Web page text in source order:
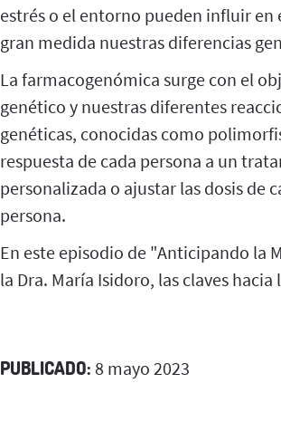
estrés o el entorno pueden influir
gran medida nuestras diferencias
La farmacogenómica surge con el
genético y nuestras diferentes
genéticas, conocidas como
respuesta de cada persona a un
personalizada o ajustar las dosis de
persona.
En este episodio de "Anticipando la
la Dra. María Isidoro, las claves
PUBLICADO: 8 mayo 2023